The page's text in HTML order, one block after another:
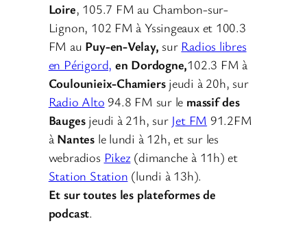
Loire, 105.7 FM au Chambon-sur-
Lignon, 102 FM à Yssingeaux et 100.3
FM au Puy-en-Velay, sur Radios libres
en Périgord, en Dordogne,102.3 FM à
Coulounieix-Chamiers jeudi à 20h, sur
Radio Alto 94.8 FM sur le massif des
Bauges jeudi à 21h, sur Jet FM 91.2FM
à Nantesle lundi à 12h, et sur les
webradios Pikez(dimanche à 11h) et
Station Station (lundi à 13h).
Et sur toutes les plateformes de
podcast.